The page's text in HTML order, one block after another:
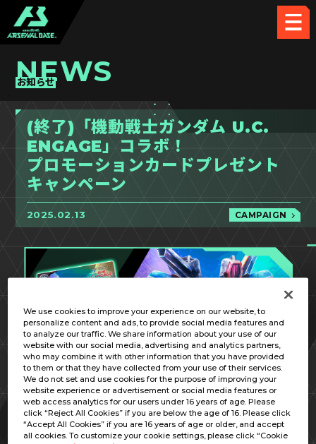
NEWS
お知らせ
(終了)「機動戦士ガンダム U.C.
ENGAGE」コラボ！
プロモーションカードプレゼント
キャンペーン
2025.02.13 CAMPAIGN
We use cookies to improve your experience on our website, to
personalize content and ads, to provide social media features and
to analyze our traffic. We share information about your use of our
website with our social media, advertising and analytics partners,
who may combine it with other information that you have provided
to them or that they have collected from your use of their services.
We do not set and use cookies for the purpose of improving your
website experience or advertisement or social media features or
web access analytics for our users under 16 years of age. Please
click “Reject All Cookies” if you are below the age of 16. Please click
“Accept All Cookies” if you are 16 years of age or older, and accept
all cookies. To customize your cookie settings, please click “Cookie